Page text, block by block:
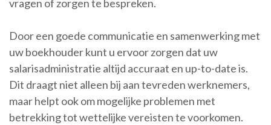
vragen of zorgen te bespreken.
Door een goede communicatie en samenwerking met
uw boekhouder kunt u ervoor zorgen dat uw
salarisadministratie altijd accuraat en up-to-date is.
Dit draagt niet alleen bij aan tevreden werknemers,
maar helpt ook om mogelijke problemen met
betrekking tot wettelijke vereisten te voorkomen.